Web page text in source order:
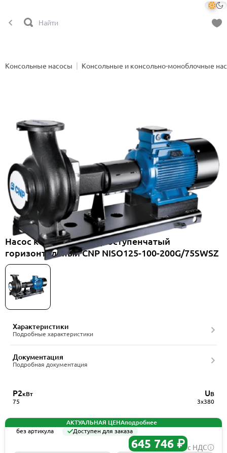
Консольные насосы Консольные и консольно-моноблочные
Насос консольный одноступенчатый
горизонтальный CNP NISO125-100-200G/75SWSZ
Характеристики
Подробные характеристики
Документация
Подробная документация
P2кВт
75
UВ
3x380
АКТУАЛЬНАЯ ЦЕНАподробнее
без артикула
Доступен для заказа
645 746 ₽ с НДС